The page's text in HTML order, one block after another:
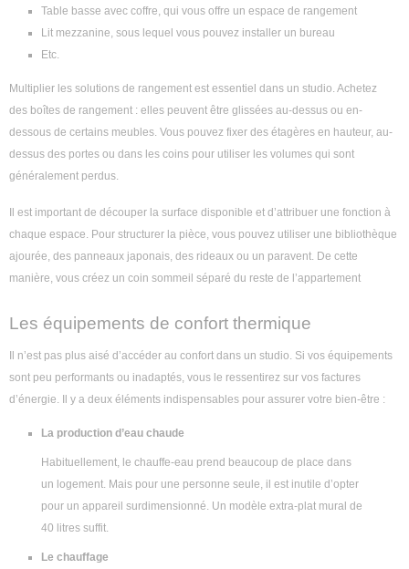
Table basse avec coffre, qui vous offre un espace de rangement
Lit mezzanine, sous lequel vous pouvez installer un bureau
Etc.
Multiplier les solutions de rangement est essentiel dans un studio. Achetez
des boîtes de rangement : elles peuvent être glissées au-dessus ou en-
dessous de certains meubles. Vous pouvez fixer des étagères en hauteur, au-
dessus des portes ou dans les coins pour utiliser les volumes qui sont
généralement perdus.
Il est important de découper la surface disponible et d’attribuer une fonction à
chaque espace. Pour structurer la pièce, vous pouvez utiliser une bibliothèque
ajourée, des panneaux japonais, des rideaux ou un paravent. De cette
manière, vous créez un coin sommeil séparé du reste de l’appartement
Les équipements de confort thermique
Il n’est pas plus aisé d’accéder au confort dans un studio. Si vos équipements
sont peu performants ou inadaptés, vous le ressentirez sur vos factures
d’énergie. Il y a deux éléments indispensables pour assurer votre bien-être :
La production d’eau chaude
Habituellement, le chauffe-eau prend beaucoup de place dans
un logement. Mais pour une personne seule, il est inutile d’opter
pour un appareil surdimensionné. Un modèle extra-plat mural de
40 litres suffit.
Le chauffage